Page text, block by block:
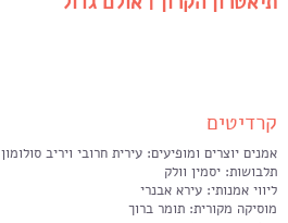
קרדיטים
אמנים יוצרים ומופיעים: עירית חרובי ויריב סולומון
תלבושות: יסמין וולק
ליווי אמנותי: עירא אבנרי
מוסיקה מקורית: תומר ברוך